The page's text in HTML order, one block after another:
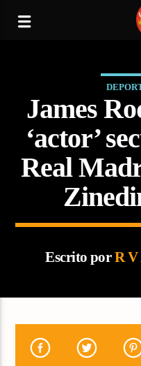
James
‘actor’
Real
Escrito porR V